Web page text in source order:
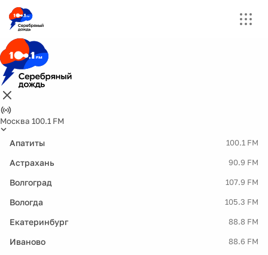
Москва 100.1 FM
Апатиты 100.1 FM
Астрахань 90.9 FM
Волгоград 107.9 FM
Вологда 105.3 FM
Екатеринбург 88.8 FM
Иваново 88.6 FM